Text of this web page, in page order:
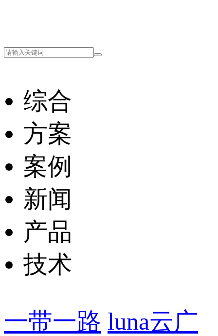
综合
方案
案例
新闻
产品
技术
一带一路 luna云广